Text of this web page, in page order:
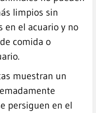
limpios sin
en el acuario y no
comida o
muestran un
persiguen en el